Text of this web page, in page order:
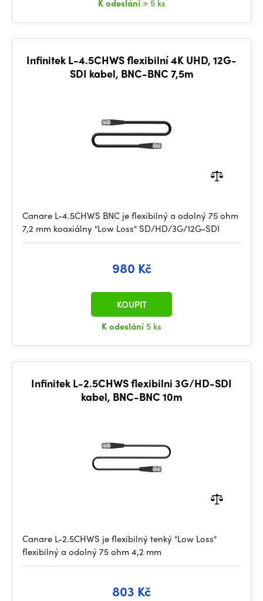
K odeslání > 5 ks
Infinitek L-4.5CHWS flexibilní 4K UHD, 12G-
SDI kabel, BNC-BNC 7,5m
Canare L-4.5CHWS BNC je flexibilný a odolný 75 ohm
7,2 mm koaxiálny "Low Loss" SD/HD/3G/12G-SDI
980 Kč
K odeslání 5 ks
KOUPIT
Infinitek L-2.5CHWS flexibilni 3G/HD-SDI
kabel, BNC-BNC 10m
Canare L-2.5CHWS je flexibilný tenký "Low Loss"
flexibilný a odolný 75 ohm 4,2 mm
803 Kč